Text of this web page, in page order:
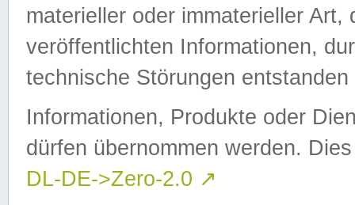
materieller oder immaterieller
veröffentlichten Informationen,
technische Störungen
Informationen, Produkte oder
dürfen übernommen werden.
DL-DE->Zero-2.0 ↗